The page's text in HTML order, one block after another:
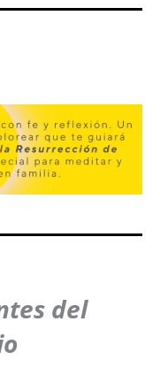
del